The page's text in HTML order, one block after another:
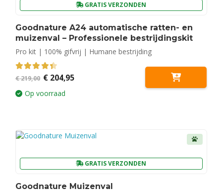
GRATIS VERZONDEN
Goodnature A24 automatische ratten- en
muizenval – Professionele bestrijdingskit
Pro kit | 100% gifvrij | Humane bestrijding
4.50out of 5
€219,00 Oorspronkelijke
was:
€ 219,00.
€ 204,95Huidige
Op voorraad
GRATIS VERZONDEN
Goodnature Muizenval